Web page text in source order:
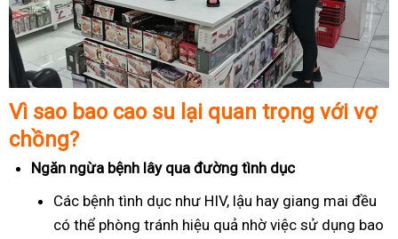
Vì sao bao cao su lại quan trọng với vợ
chồng?
Ngăn ngừa bệnh lây qua đường tình dục
Các bệnh tình dục như HIV, lậu hay giang mai đều
có thể phòng tránh hiệu quả nhờ việc sử dụng bao